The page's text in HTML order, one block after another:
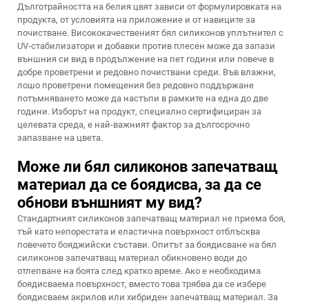
Дълготрайността на белия цвят зависи от формулировката на
продукта, от условията на приложение и от навиците за
почистване. Висококачественият бял силиконов уплътнител с
UV-стабилизатори и добавки против плесен може да запази
външния си вид в продължение на пет години или повече в
добре проветрени и редовно почиствани среди. Във влажни,
лошо проветрени помещения без редовно поддържане
потъмняването може да настъпи в рамките на една до две
години. Изборът на продукт, специално сертифициран за
целевата среда, е най-важният фактор за дългосрочно
запазване на цвета.
Може ли бял силиконов запечатващ
материал да се боядисва, за да се
обнови външният му вид?
Стандартният силиконов запечатващ материал не приема боя,
тъй като непорестата и еластична повърхност отблъсква
повечето бояджийски състави. Опитът за боядисване на бял
силиконов запечатващ материал обикновено води до
отлепване на боята след кратко време. Ако е необходима
боядисваема повърхност, вместо това трябва да се избере
боядисваем акрилов или хибриден запечатващ материал. За